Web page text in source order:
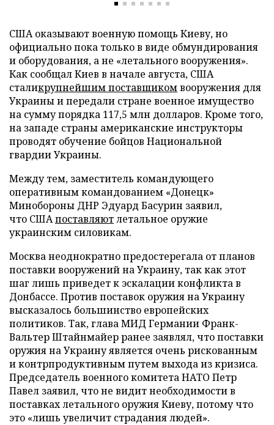
США оказывают военную помощь Киеву, но
официально пока только в виде обмундирования
и оборудования, а не «летального вооружения».
Как сообщал Киев в начале августа, США
сталикрупнейшим поставщикомвооружения для
Украины и передали стране военное имущество
на сумму порядка 117,5 млн долларов. Кроме того,
на западе страны американские инструкторы
проводят обучение бойцов Национальной
гвардии Украины.
Между тем, заместитель командующего
оперативным командованием «Донецк»
Минобороны ДНР Эдуард Басурин заявил,
что СШАпоставляютлетальное оружие
украинским силовикам.
Москва неоднократно предостерегала от планов
поставки вооружений на Украину, так как этот
шаг лишь приведет к эскалации конфликта в
Донбассе. Против поставок оружия на Украину
высказалось большинство европейских
политиков. Так, глава МИД Германии Франк-
Вальтер Штайнмайер ранее заявлял, что поставки
оружия на Украину является очень рискованным
и контрпродуктивным путем выхода из кризиса.
Председатель военного комитета НАТО Петр
Павел заявил, что не видит необходимости в
поставках летального оружия Киеву, потому что
это «лишь увеличит страдания людей».